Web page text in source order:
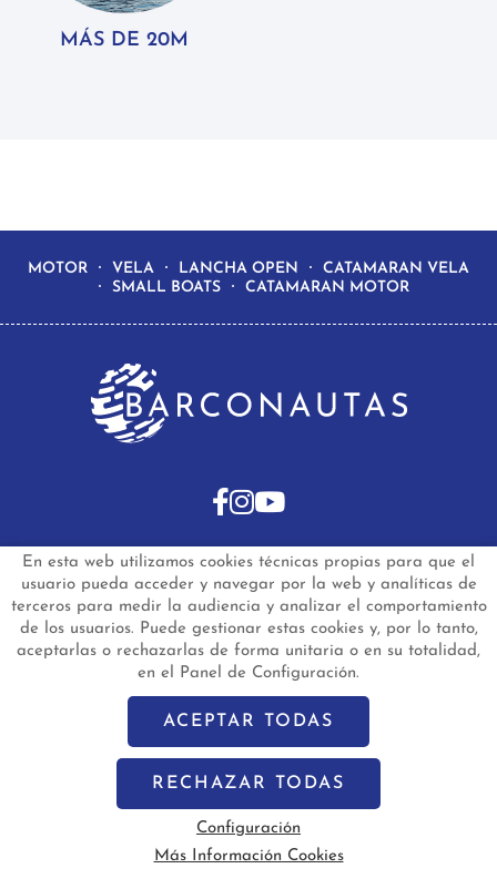
MÁS DE 20M
En esta web utilizamos cookies técnicas propias para que el
usuario pueda acceder y navegar por la web y analíticas de
terceros para medir la audiencia y analizar el comportamiento
de los usuarios. Puede gestionar estas cookies y, por lo tanto,
aceptarlas o rechazarlas de forma unitaria o en su totalidad,
en el Panel de Configuración.
ACEPTAR TODAS
RECHAZAR TODAS
Configuración
Más Información Cookies
MOTOR VELA LANCHA OPEN
CATAMARAN VELA
SMALL BOATS
CATAMARAN MOTOR
INICIO
BARCOS DE SEGUNDA MANO
BARCOS NUEVOS EN STOCK
NOTICIAS
PREGUNTAS FRECUENTES
CONTACTO
Política de Privacidad de Datos
Política de Cookies
Configuración de Cookies
© 2024 - Diseño y programación por